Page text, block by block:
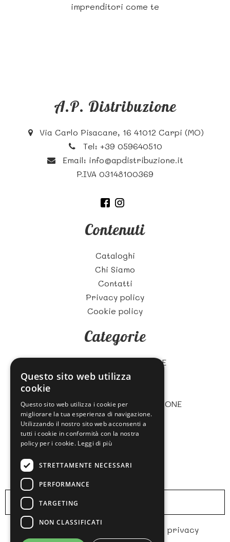
imprenditori come te
A.P. Distribuzione
Via Carlo Pisacane, 16 41012 Carpi (MO)
Tel:+39 059640510
Email: info@apdistribuzione.it
P.IVA 03148100369
Contenuti
Cataloghi
Chi Siamo
Contatti
Privacy policy
Cookie policy
Categorie
ZUCCHERO E CARAMELLE
BISCOTTI
MARMELLATE, CREME E TORRONE
GASTRONOMIA
TE' E BEVANDE
FOOD SERVICE
Newsletter
informativa sulla privacy
Questo sito web utilizza
cookie
Questo sito web utilizza i cookie per
migliorare la tua esperienza di navigazione.
Utilizzando il nostro sito web acconsenti a
tutti i cookie in conformità con la nostra
policy per i cookie. Leggi di più
STRETTAMENTE NECESSARI
PERFORMANCE
TARGETING
NON CLASSIFICATI